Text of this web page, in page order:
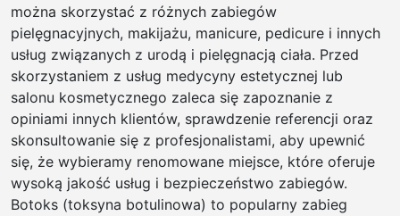
można skorzystać z różnych zabiegów
pielęgnacyjnych, makijażu, manicure, pedicure i innych
usług związanych z urodą i pielęgnacją ciała. Przed
skorzystaniem z usług medycyny estetycznej lub
salonu kosmetycznego zaleca się zapoznanie z
opiniami innych klientów, sprawdzenie referencji oraz
skonsultowanie się z profesjonalistami, aby upewnić
się, że wybieramy renomowane miejsce, które oferuje
wysoką jakość usług i bezpieczeństwo zabiegów.
Botoks (toksyna botulinowa) to popularny zabieg